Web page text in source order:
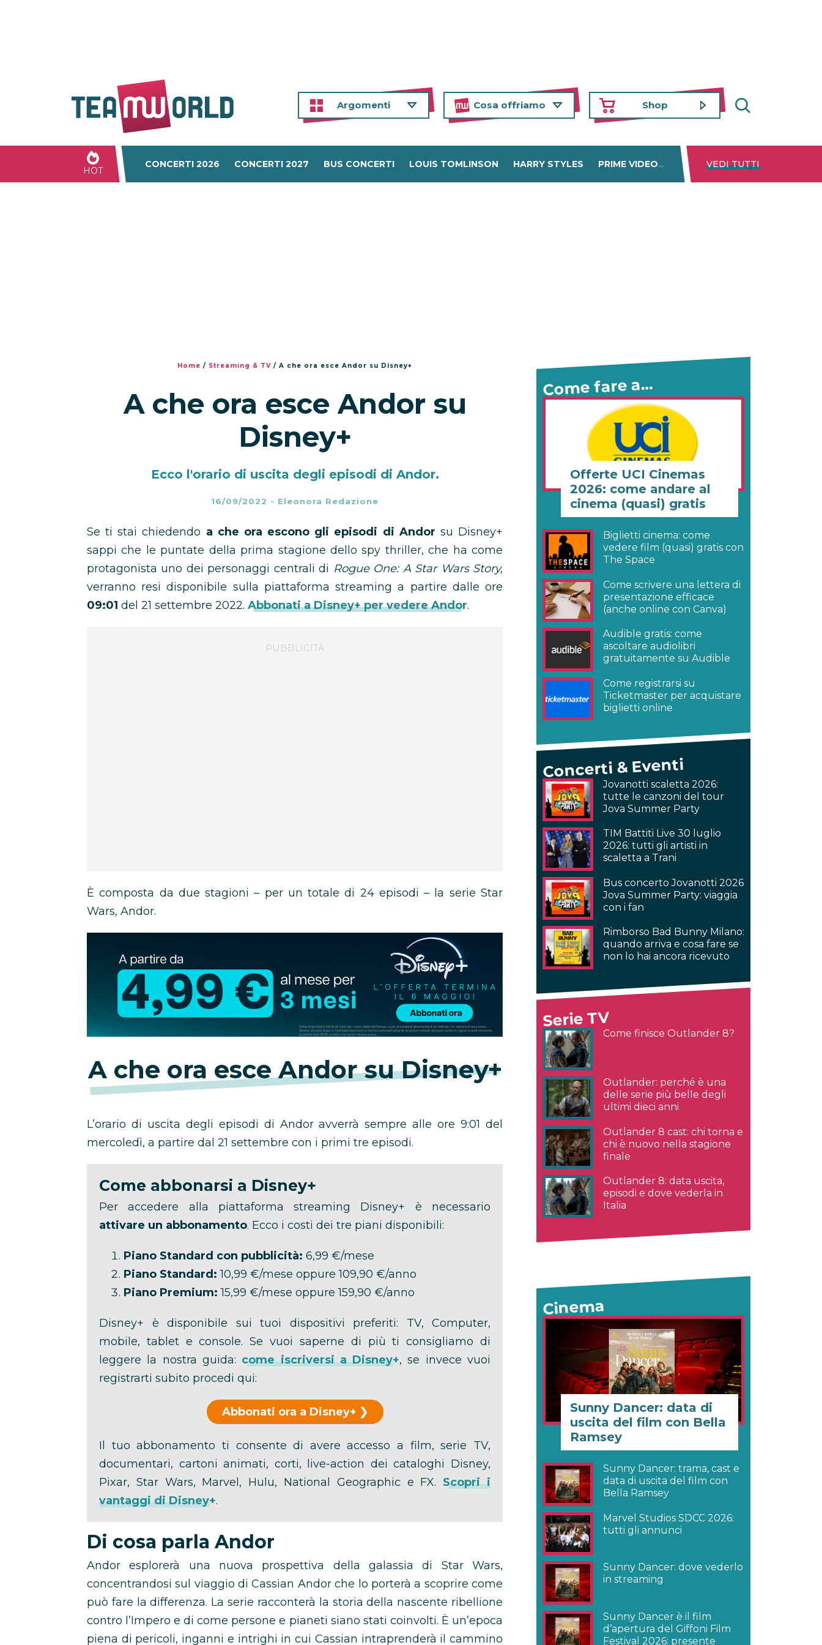
Argomenti Cosa offriamo Shop
HOT
CONCERTI 2026 CONCERTI 2027 BUS CONCERTI LOUIS TOMLINSON HARRY STYLES PRIME VIDEO DISNEY+ NETFLIX
VEDI TUTTI
Home / Streaming & TV / A che ora esce Andor su Disney+
A che ora esce Andor su
Disney+
Ecco l'orario di uscita degli episodi di Andor.
16/09/2022 - Eleonora Redazione
Se ti stai chiedendo a che ora escono gli episodi di Andor su Disney+
sappi che le puntate della prima stagione dello spy thriller, che ha come
protagonista uno dei personaggi centrali di Rogue One: A Star Wars Story,
verranno resi disponibile sulla piattaforma streaming a partire dalle ore
09:01 del 21 settembre 2022. Abbonati a Disney+ per vedere Andor.
È composta da due stagioni – per un totale di 24 episodi – la serie Star
Wars, Andor.
Disney+
promozione
A che ora esce Andorsu Disney+
L’orario di uscita degli episodi di Andor avverrà sempre alle ore 9:01 del
mercoledì, a partire dal 21 settembre con i primi tre episodi.
Come abbonarsi a Disney+
Per accedere alla piattaforma streaming Disney+ è necessario
attivare un abbonamento. Ecco i costi dei tre piani disponibili:
Piano Standard con pubblicità: 6,99 €/mese
Piano Standard: 10,99 €/mese oppure 109,90 €/anno
Piano Premium: 15,99 €/mese oppure 159,90 €/anno
Disney+ è disponibile sui tuoi dispositivi preferiti: TV, Computer,
mobile, tablet e console. Se vuoi saperne di più ti consigliamo di
leggere la nostra guida: come iscriversi a Disney+, se invece vuoi
registrarti subito procedi qui:
Abbonati ora a Disney+
Il tuo abbonamento ti consente di avere accesso a film, serie TV,
documentari, cartoni animati, corti, live-action dei cataloghi Disney,
Pixar, Star Wars, Marvel, Hulu, National Geographic e FX. Scopri i
vantaggi di Disney+.
Di cosa parla Andor
Andor esplorerà una nuova prospettiva della galassia di Star Wars,
concentrandosi sul viaggio di Cassian Andor che lo porterà a scoprire come
può fare la differenza. La serie racconterà la storia della nascente ribellione
contro l’Impero e di come persone e pianeti siano stati coinvolti. È un’epoca
piena di pericoli, inganni e intrighi in cui Cassian intraprenderà il cammino
Come fare a…
Offerte UCI Cinemas
2026: come andare al
cinema (quasi) gratis
Biglietti cinema: come
vedere film (quasi) gratis con
The Space
Come scrivere una lettera di
presentazione efficace
(anche online con Canva)
Audible gratis: come
ascoltare audiolibri
gratuitamente su Audible
Come registrarsi su
Ticketmaster per acquistare
biglietti online
Concerti & Eventi
Jovanotti scaletta 2026:
tutte le canzoni del tour
Jova Summer Party
TIM Battiti Live 30 luglio
2026: tutti gli artisti in
scaletta a Trani
Bus concerto Jovanotti 2026
Jova Summer Party: viaggia
con i fan
Rimborso Bad Bunny Milano:
quando arriva e cosa fare se
non lo hai ancora ricevuto
Serie TV
Come finisce Outlander 8?
Outlander: perché è una
delle serie più belle degli
ultimi dieci anni
Outlander 8 cast: chi torna e
chi è nuovo nella stagione
finale
Outlander 8: data uscita,
episodi e dove vederla in
Italia
Cinema
Sunny Dancer: data di
uscita del film con Bella
Ramsey
Sunny Dancer: trama, cast e
data di uscita del film con
Bella Ramsey
Marvel Studios SDCC 2026:
tutti gli annunci
Sunny Dancer: dove vederlo
in streaming
Sunny Dancer è il film
d’apertura del Giffoni Film
Festival 2026: presente